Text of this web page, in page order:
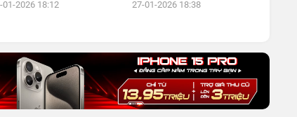
01-2026 18:12 27-01-2026 18:38